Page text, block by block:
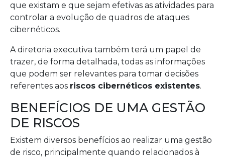
que existam e que sejam efetivas as atividades para
controlar a evolução de quadros de ataques
cibernéticos.
A diretoria executiva também terá um papel de
trazer, de forma detalhada, todas as informações
que podem ser relevantes para tomar decisões
referentes aos riscos cibernéticos existentes.
BENEFÍCIOS DE UMA GESTÃO
DE RISCOS
Existem diversos benefícios ao realizar uma gestão
de risco, principalmente quando relacionados à